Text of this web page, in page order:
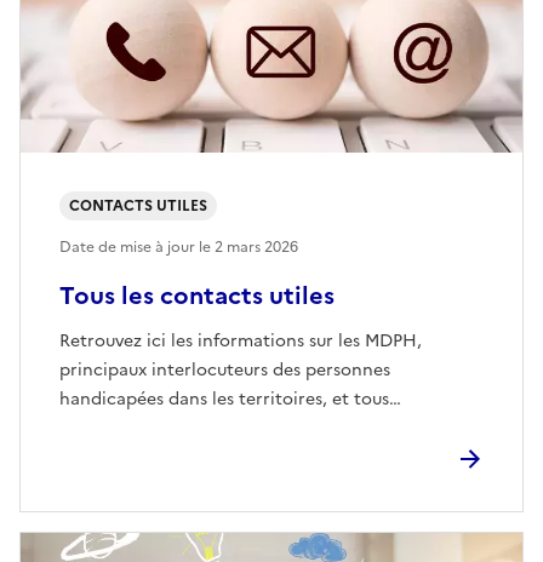
Tous les contacts utiles
Retrouvez ici les informations sur les MDPH,
principaux interlocuteurs des personnes
handicapées dans les territoires, et tous…
CONTACTS UTILES
Date de mise à jour le2 mars 2026